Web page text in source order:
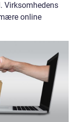
Virksomhedens
online